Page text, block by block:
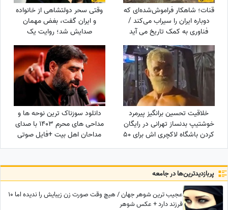
قنات؛ شاهکار فراموش‌شده‌ای که
دوباره ایران را سیراب می‌کند /
فناوری به کمک تاریخ می آید
وقتی سحر دولتشاهی از خانواده
و ایران گفت، بغض مهمان
صدایش شد؛ روایت یک
دلبستگی عمیق به وسعت یک
خانه به نام ایران❤«همه
خانواده‌ام خارج هستند ولی...»
خلاقیت تحسین برانگیز پیرمرد
خوشتیپ بدنساز تهرانی در رایگان
کردن باشگاه لاکچری اش برای 50
سال به بالا حماسه آفرید +فیلم/
خودت یک پا هادی چوپان هستی
دانلود سوزناک ترین نوحه ها و
مداحی های محرم 1403 با صدای
مداحان اهل بیت +فایل صوتی
پربازدید‌ترین‌ها در جامعه
عجیب ترین شوهر جهان / هیچ وقت صورت زن زیبایش را ندیده اما 10
فرزند دارد + عکس شوهر